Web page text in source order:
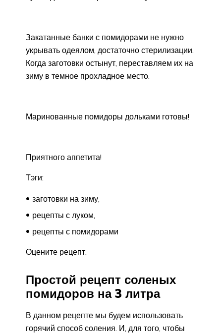
Закатанные банки с помидорами не нужно
укрывать одеялом, достаточно стерилизации.
Когда заготовки остынут, переставляем их на
зиму в темное прохладное место.
Маринованные помидоры дольками готовы!
Приятного аппетита!
Тэги:
заготовки на зиму,
рецепты с луком,
рецепты с помидорами
Оцените рецепт:
Простой рецепт соленых
помидоров на 3 литра
В данном рецепте мы будем использовать
горячий способ соления. И, для того, чтобы